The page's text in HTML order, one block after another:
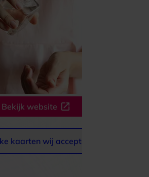
Bekijk website
kaarten wij accepteren